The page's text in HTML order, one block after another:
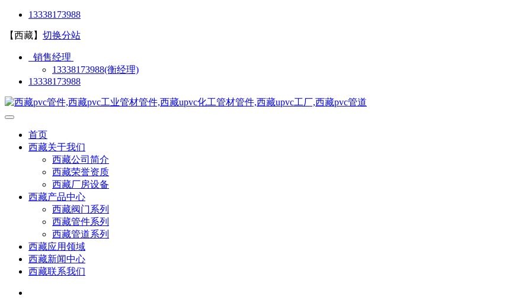
13338173988
【西藏】 切换分站
销售经理
13338173988(衡经理)
13338173988
首页
西藏关于我们
西藏公司简介
西藏荣誉资质
西藏厂房设备
西藏产品中心
西藏阀门系列
西藏管件系列
西藏管道系列
西藏应用领域
西藏新闻中心
西藏联系我们